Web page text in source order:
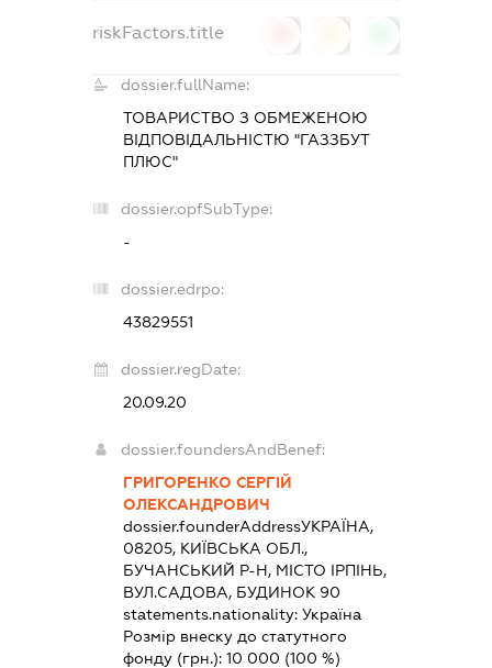
riskFactors.title
dossier.fullName:
ТОВАРИСТВО З ОБМЕЖЕНОЮ
ВІДПОВІДАЛЬНІСТЮ "ГАЗЗБУТ
ПЛЮС"
dossier.opfSubType:
-
dossier.edrpo:
43829551
dossier.regDate:
20.09.20
dossier.foundersAndBenef:
ГРИГОРЕНКО СЕРГІЙ
ОЛЕКСАНДРОВИЧ
dossier.founderAddressУКРАЇНА,
08205, КИЇВСЬКА ОБЛ.,
БУЧАНСЬКИЙ Р-Н, МІСТО ІРПІНЬ,
ВУЛ.САДОВА, БУДИНОК 90
statements.nationality:Україна
Розмір внеску до статутного
фонду (грн.):10 000 (100 %)